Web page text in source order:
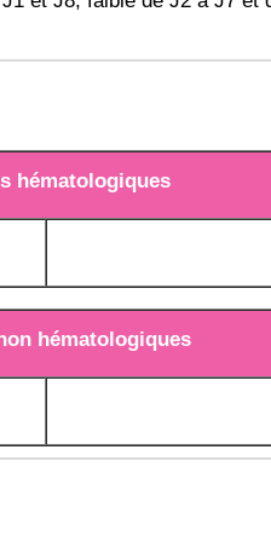
hématologiques
hématologiques